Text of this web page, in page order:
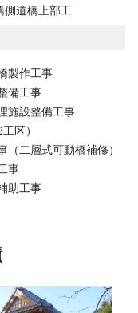
側道橋上部工
製作工事
備工事
施設整備工事
区）
二層式可動橋補修）
事
助工事